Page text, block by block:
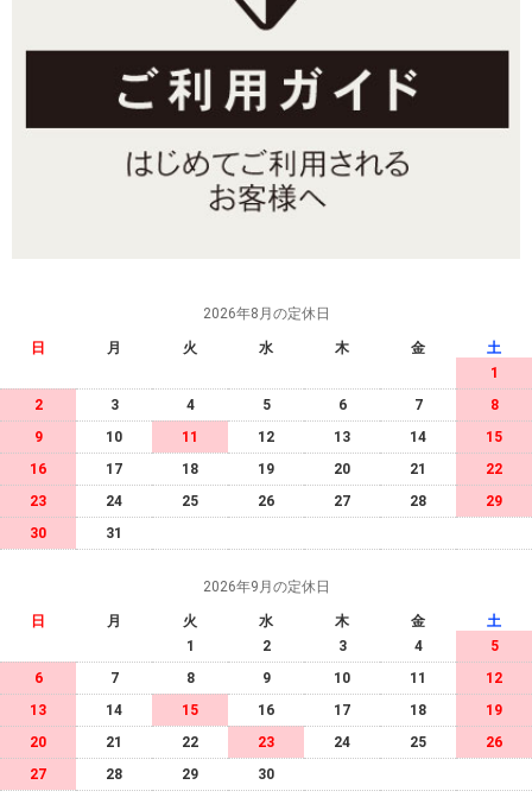
2026年8月の定休日
日 月 火 水 木 金
土
1
2
3 4 5 6 7
8
9
10 11 12 13 14
15
16
17 18 19 20 21
22
23
24 25 26 27 28
29
30
31
2026年9月の定休日
日 月 火 水 木 金
土
1
2 3 4
5
6
7 8 9 10 11
12
13
14 15 16 17 18
19
20
21 22 23 24 25
26
27
28 29 30